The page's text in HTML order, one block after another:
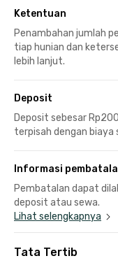
Ketentuan
Penambahan jumlah
tiap hunian dan
lebih lanjut.
Deposit
Deposit sebesar
terpisah dengan biaya
Informasi
Pembatalan dapat
deposit atau sewa.
Lihat selengkapnya
Tata Tertib